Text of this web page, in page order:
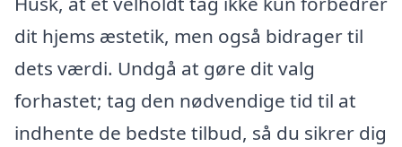
dit hjems æstetik, men også bidrager til
dets værdi. Undgå at gøre dit valg
forhastet; tag den nødvendige tid til at
indhente de bedste tilbud, så du sikrer dig